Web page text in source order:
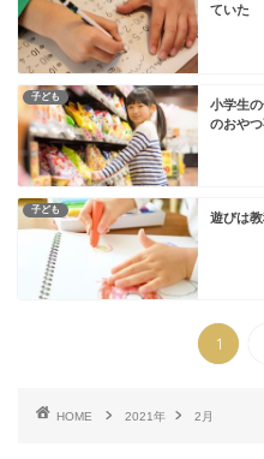
ていた
子ども
小学生
のおや
子ども
遊びは
1
HOME 2021年 2月